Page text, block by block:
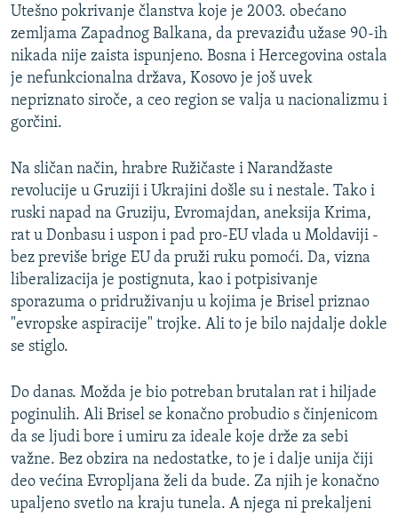
Utešno pokrivanje članstva koje je 2003. obećano
zemljama Zapadnog Balkana, da prevaziđu užase 90-ih
nikada nije zaista ispunjeno. Bosna i Hercegovina ostala
je nefunkcionalna država, Kosovo je još uvek
nepriznato siroče, a ceo region se valja u nacionalizmu i
gorčini.
Na sličan način, hrabre Ružičaste i Narandžaste
revolucije u Gruziji i Ukrajini došle su i nestale. Tako i
ruski napad na Gruziju, Evromajdan, aneksija Krima,
rat u Donbasu i uspon i pad pro-EU vlada u Moldaviji -
bez previše brige EU da pruži ruku pomoći. Da, vizna
liberalizacija je postignuta, kao i potpisivanje
sporazuma o pridruživanju u kojima je Brisel priznao
"evropske aspiracije" trojke. Ali to je bilo najdalje dokle
se stiglo.
Do danas. Možda je bio potreban brutalan rat i hiljade
poginulih. Ali Brisel se konačno probudio s činjenicom
da se ljudi bore i umiru za ideale koje drže za sebi
važne. Bez obzira na nedostatke, to je i dalje unija čiji
deo većina Evropljana želi da bude. Za njih je konačno
upaljeno svetlo na kraju tunela. A njega ni prekaljeni